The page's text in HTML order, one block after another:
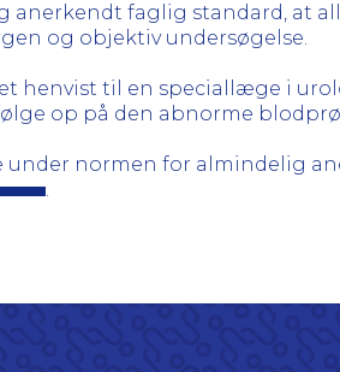
anerkendt faglig standard, at
og objektiv undersøgelse.
henvist til en speciallæge i
op på den abnorme
under normen for almindelig
.